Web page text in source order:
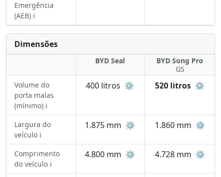
Emergência
(AEB) ℹ️
Dimensões
BYD Seal
BYD Song Pro
GS
Volume do
porta malas
(mínimo) ℹ️
400 litros ⚙️ 520 litros ⚙️
Largura do
veículo ℹ️
1.875 mm ⚙️ 1.860 mm ⚙️
Comprimento
do veículo ℹ️
4.800 mm ⚙️ 4.728 mm ⚙️